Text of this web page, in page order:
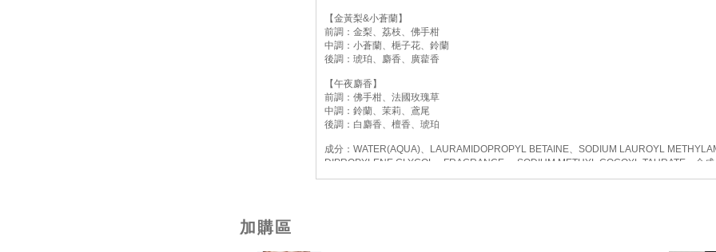
【金黃梨&小蒼蘭】
前調：金梨、荔枝、佛手柑
中調：小蒼蘭、梔子花、鈴蘭
後調：琥珀、麝香、廣藋香
【午夜麝香】
前調：佛手柑、法國玫瑰草
中調：鈴蘭、茉莉、鳶尾
後調：白麝香、檀香、琥珀
成分：WATER(AQUA)、LAURAMIDOPROPYL BETAINE、SODIUM LAUROYL
DIPROPYLENE GLYCOL、FRAGRANCE、-SODIUM METHYL COCOYL TAURATE。全
尺寸：約17*4cm
加購區